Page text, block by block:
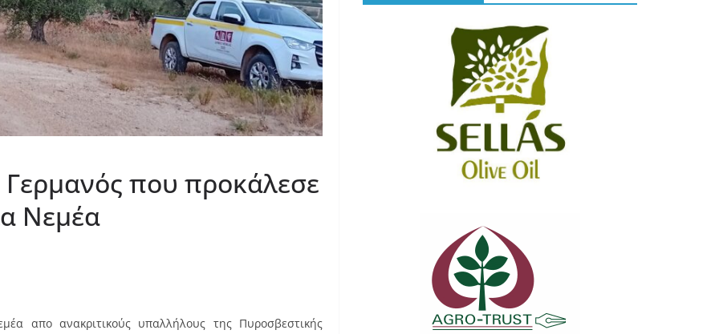
που προκάλεσε
Νεμέα
απο ανακριτικούς υπαλλήλους της Πυροσβεστικής